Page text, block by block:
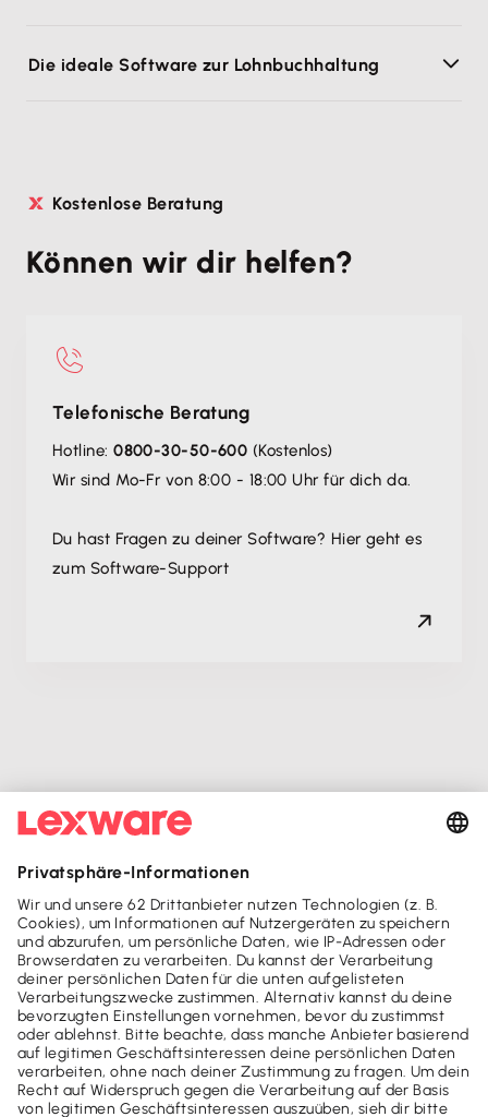
Die ideale Software zur Lohnbuchhaltung
Kostenlose Beratung
Können wir dir helfen?
Telefonische Beratung
Hotline:0800-30-50-600 (Kostenlos)
Wir sind Mo-Fr von 8:00 - 18:00 Uhr für dich da.
Du hast Fragen zu deiner Software? Hier geht es
zum Software-Support
Mach's dir leicht und gib deinem Business den
entscheidenden Push - mit unseren Software-Lösungen für
Buchhaltung, Steuer & Finanzen.